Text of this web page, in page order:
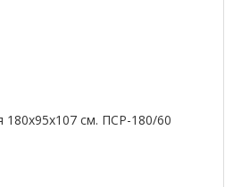
см. ПСР-180/60